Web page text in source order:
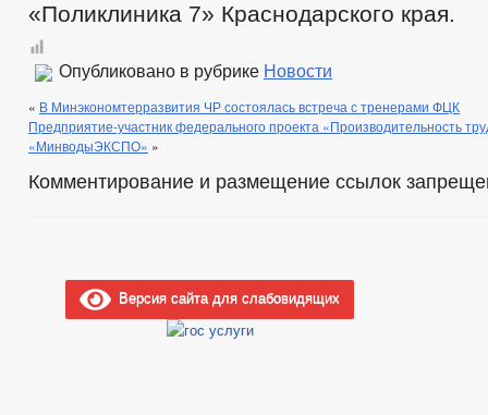
«Поликлиника 7» Краснодарского края.
Опубликовано в рубрике Новости
« В Минэкономтерразвития ЧР состоялась встреча с тренерами ФЦК
Предприятие-участник федерального проекта «Производительность
«МинводыЭКСПО» »
Комментирование и размещение ссылок
Версия сайта для слабовидящих